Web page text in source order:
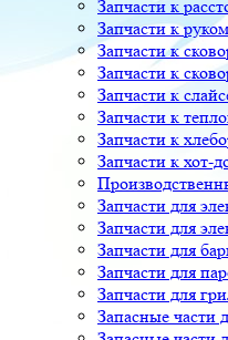
Запчасти к
Запчасти к
Запчасти к
Запчасти к
Запчасти к
Запчасти к
Запчасти к
Запчасти к хот-
Запчасти для
Запчасти для
Запчасти для
Запчасти для
Запчасти для
Запасные части